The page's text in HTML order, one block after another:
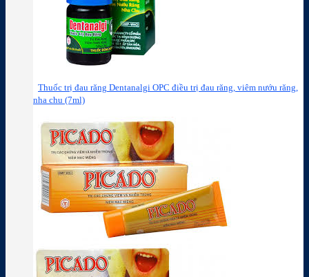
Thuốc trị đau răng Dentanalgi OPC điều trị đau răng, viêm nướu răng,
nha chu (7ml)